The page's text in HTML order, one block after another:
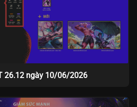
26.12 ngày 10/06/2026